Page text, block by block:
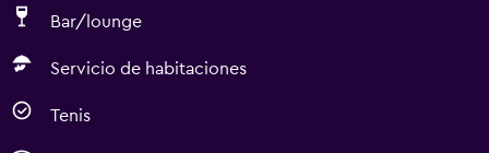
Bar/lounge
Servicio de habitaciones
Tenis